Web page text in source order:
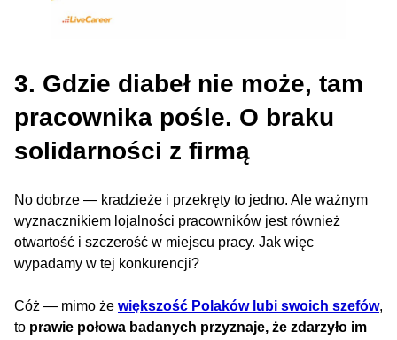
3. Gdzie diabeł nie może, tam
pracownika pośle. O braku
solidarności z firmą
No dobrze — kradzieże i przekręty to jedno. Ale ważnym
wyznacznikiem lojalności pracowników jest również
otwartość i szczerość w miejscu pracy. Jak więc
wypadamy w tej konkurencji?
Cóż — mimo że większość Polaków lubi swoich szefów,
to prawie połowa badanych przyznaje, że zdarzyło im